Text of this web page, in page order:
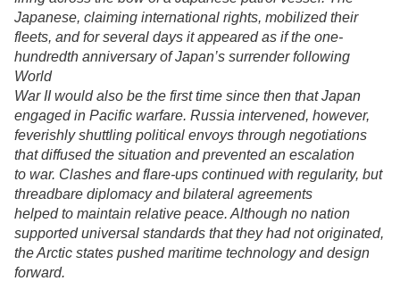
Japanese, claiming international rights, mobilized their
fleets, and for several days it appeared as if the one-
hundredth anniversary of Japan’s surrender following
World
War II would also be the first time since then that Japan
engaged in Pacific warfare. Russia intervened, however,
feverishly shuttling political envoys through negotiations
that diffused the situation and prevented an escalation
to war. Clashes and flare-ups continued with regularity, but
threadbare diplomacy and bilateral agreements
helped to maintain relative peace. Although no nation
supported universal standards that they had not originated,
the Arctic states pushed maritime technology and design
forward.